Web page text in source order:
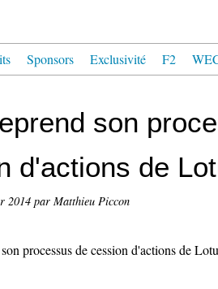
Sponsors Exclusivité F2
son
d'actions de
2014 par Matthieu Piccon